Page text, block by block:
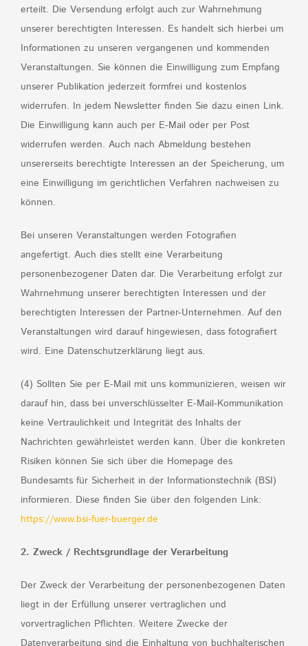
erteilt. Die Versendung erfolgt auch zur Wahrnehmung
unserer berechtigten Interessen. Es handelt sich hierbei um
Informationen zu unseren vergangenen und kommenden
Veranstaltungen. Sie können die Einwilligung zum Empfang
unserer Publikation jederzeit formfrei und kostenlos
widerrufen. In jedem Newsletter finden Sie dazu einen Link.
Die Einwilligung kann auch per E-Mail oder per Post
widerrufen werden. Auch nach Abmeldung bestehen
unsererseits berechtigte Interessen an der Speicherung, um
eine Einwilligung im gerichtlichen Verfahren nachweisen zu
können.
Bei unseren Veranstaltungen werden Fotografien
angefertigt. Auch dies stellt eine Verarbeitung
personenbezogener Daten dar. Die Verarbeitung erfolgt zur
Wahrnehmung unserer berechtigten Interessen und der
berechtigten Interessen der Partner-Unternehmen. Auf den
Veranstaltungen wird darauf hingewiesen, dass fotografiert
wird. Eine Datenschutzerklärung liegt aus.
(4) Sollten Sie per E-Mail mit uns kommunizieren, weisen wir
darauf hin, dass bei unverschlüsselter E-Mail-Kommunikation
keine Vertraulichkeit und Integrität des Inhalts der
Nachrichten gewährleistet werden kann. Über die konkreten
Risiken können Sie sich über die Homepage des
Bundesamts für Sicherheit in der Informationstechnik (BSI)
informieren. Diese finden Sie über den folgenden Link:
https://www.bsi-fuer-buerger.de
2. Zweck / Rechtsgrundlage der Verarbeitung
Der Zweck der Verarbeitung der personenbezogenen Daten
liegt in der Erfüllung unserer vertraglichen und
vorvertraglichen Pflichten. Weitere Zwecke der
Datenverarbeitung sind die Einhaltung von buchhalterischen